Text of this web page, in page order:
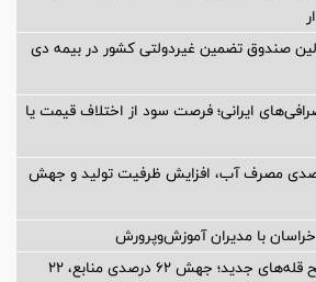
صندوق تضمین غیردولتی کشور در بیمه دی
صرافی‌های ایرانی؛ فرصت سود از اختلاف قیمت یا
بیش از ۸۰ درصدی مصرف آب، افزایش ظرفیت تولید و جهش
خراسان با مدیران آموزش‌وپرورش
مهر ایران در مسیر فتح قله‌های جدید؛ جهش ۶۲ درصدی منابع، ۲۲